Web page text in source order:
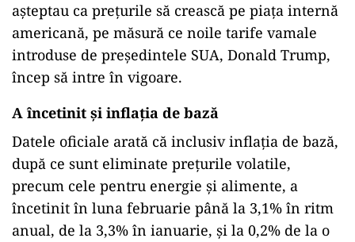
aşteptau ca preţurile să crească pe piaţa internă
americană, pe măsură ce noile tarife vamale
introduse de preşedintele SUA, Donald Trump,
încep să intre în vigoare.
A încetinit şi inflaţia de bază
Datele oficiale arată că inclusiv inflaţia de bază,
după ce sunt eliminate preţurile volatile,
precum cele pentru energie şi alimente, a
încetinit în luna februarie până la 3,1% în ritm
anual, de la 3,3% în ianuarie, şi la 0,2% de la o